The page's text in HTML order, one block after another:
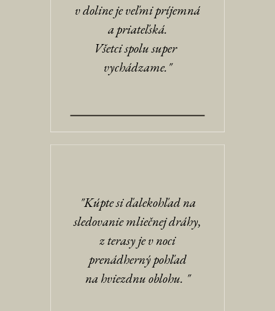
v doline je veľmi príjemná
a priateľská.
Všetci spolu super
vychádzame."
"Kúpte si ďalekohľad na
sledovanie mliečnej dráhy,
z terasy je v noci
prenádherný pohľad
na hviezdnu oblohu. "